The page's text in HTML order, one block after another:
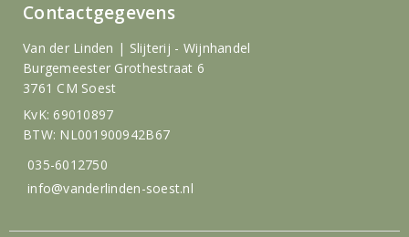
Contactgegevens
Van der Linden | Slijterij - Wijnhandel
Burgemeester Grothestraat 6
3761 CM Soest
KvK: 69010897
BTW: NL001900942B67
035-6012750
info@vanderlinden-soest.nl